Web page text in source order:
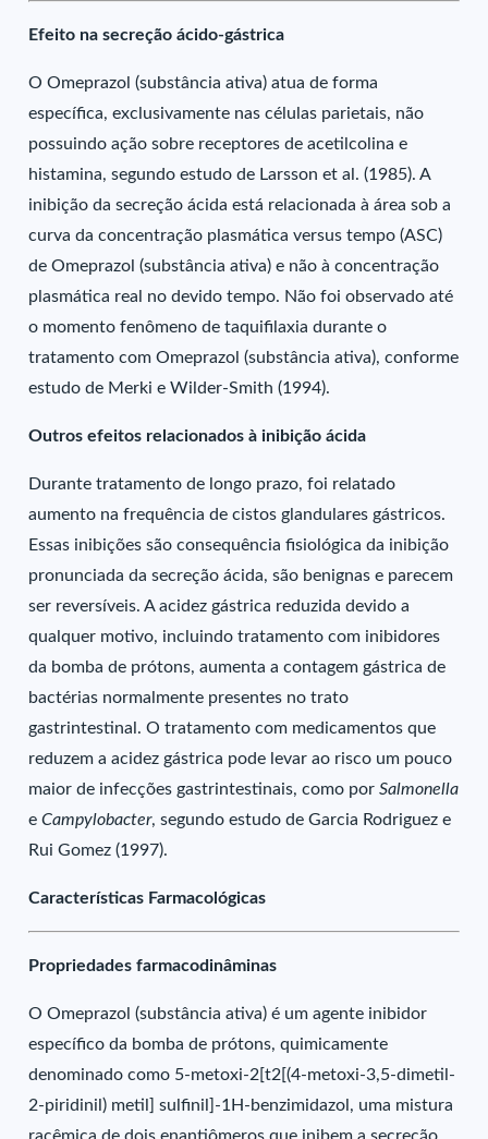
Efeito na secreção ácido-gástrica
O Omeprazol (substância ativa) atua de forma
específica, exclusivamente nas células parietais, não
possuindo ação sobre receptores de acetilcolina e
histamina, segundo estudo de Larsson et al. (1985). A
inibição da secreção ácida está relacionada à área sob a
curva da concentração plasmática versus tempo (ASC)
de Omeprazol (substância ativa) e não à concentração
plasmática real no devido tempo. Não foi observado até
o momento fenômeno de taquifilaxia durante o
tratamento com Omeprazol (substância ativa), conforme
estudo de Merki e Wilder-Smith (1994).
Outros efeitos relacionados à inibição ácida
Durante tratamento de longo prazo, foi relatado
aumento na frequência de cistos glandulares gástricos.
Essas inibições são consequência fisiológica da inibição
pronunciada da secreção ácida, são benignas e parecem
ser reversíveis. A acidez gástrica reduzida devido a
qualquer motivo, incluindo tratamento com inibidores
da bomba de prótons, aumenta a contagem gástrica de
bactérias normalmente presentes no trato
gastrintestinal. O tratamento com medicamentos que
reduzem a acidez gástrica pode levar ao risco um pouco
maior de infecções gastrintestinais, como porSalmonella
eCampylobacter, segundo estudo de Garcia Rodriguez e
Rui Gomez (1997).
Características Farmacológicas
Propriedades farmacodinâminas
O Omeprazol (substância ativa) é um agente inibidor
específico da bomba de prótons, quimicamente
denominado como 5-metoxi-2[t2[(4-metoxi-3,5-dimetil-
2-piridinil) metil] sulfinil]-1H-benzimidazol, uma mistura